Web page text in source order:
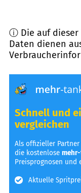
ⓘ Die auf dieser
Daten dienen
Schnell und
vergleichen
Als offizieller
die kostenlose
Preisprognosen und
Aktuelle